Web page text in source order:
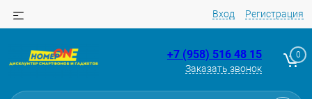
Вход Регистрация
+7 (958) 516 48 15
Заказать звонок
0
Для клиентов всех банков